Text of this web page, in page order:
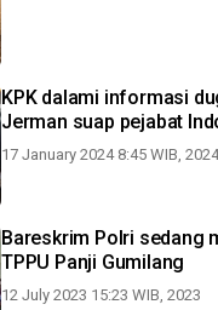
KPK dalami informasi
Jerman suap pejabat
17 January 2024 8:45 WIB, 2024
Bareskrim Polri sedang
TPPU Panji Gumilang
12 July 2023 15:23 WIB, 2023